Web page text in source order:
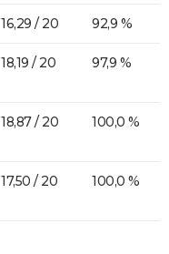
16,29 / 20 92,9 %
18,19 / 20 97,9 %
18,87 / 20 100,0 %
17,50 / 20 100,0 %